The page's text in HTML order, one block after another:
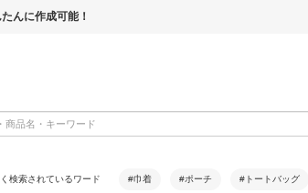
んに作成可能！
く検索されているワード #巾着 #ポーチ #トートバッグ